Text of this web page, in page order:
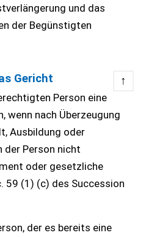
und das
der Begünstigten
Gericht ↑
Person eine
wenn nach Überzeugung
Ausbildung oder
der Person nicht
oder gesetzliche
59 (1) (c) des Succession
der es bereits eine